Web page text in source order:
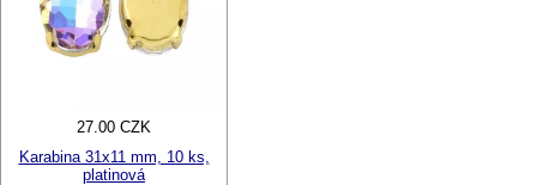
27.00 CZK
Karabina 31x11 mm, 10 ks,
platinová